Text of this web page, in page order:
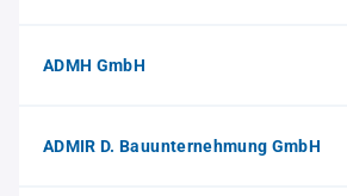
ADMH GmbH
ADMIR D. Bauunternehmung GmbH